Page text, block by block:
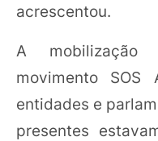
acrescentou.
A mobilização
movimento SOS
entidades e
presentes